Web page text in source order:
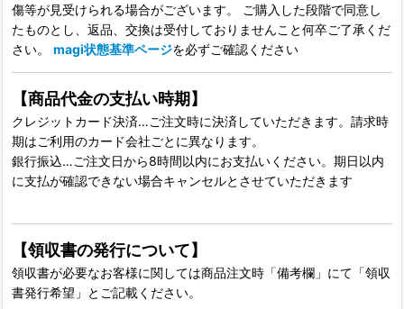
傷等が見受けられる場合がございます。 ご購入した段階で同意し
たものとし、返品、交換は受付しておりませんこと何卒ご了承くだ
さい。 magi状態基準ページを必ずご確認ください
【商品代金の支払い時期】
クレジットカード決済…ご注文時に決済していただきます。請求時
期はご利用のカード会社ごとに異なります。
銀行振込…ご注文日から8時間以内にお支払いください。期日以内
に支払が確認できない場合キャンセルとさせていただきます
【領収書の発行について】
領収書が必要なお客様に関しては商品注文時「備考欄」にて「領収
書発行希望」とご記載ください。